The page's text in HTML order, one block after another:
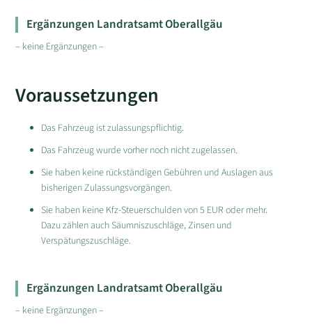
Ergänzungen Landratsamt Oberallgäu
– keine Ergänzungen –
Voraussetzungen
Das Fahrzeug ist zulassungspflichtig.
Das Fahrzeug wurde vorher noch nicht zugelassen.
Sie haben keine rückständigen Gebühren und Auslagen aus
bisherigen Zulassungsvorgängen.
Sie haben keine Kfz-Steuerschulden von 5 EUR oder mehr.
Dazu zählen auch Säumniszuschläge, Zinsen und
Verspätungszuschläge.
Ergänzungen Landratsamt Oberallgäu
– keine Ergänzungen –